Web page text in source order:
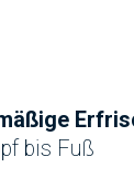
bis Fuß